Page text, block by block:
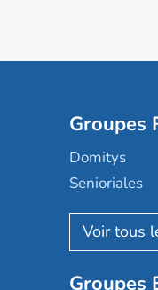
Groupes
Domitys
Senioriales
Nohée
Les
Groupes